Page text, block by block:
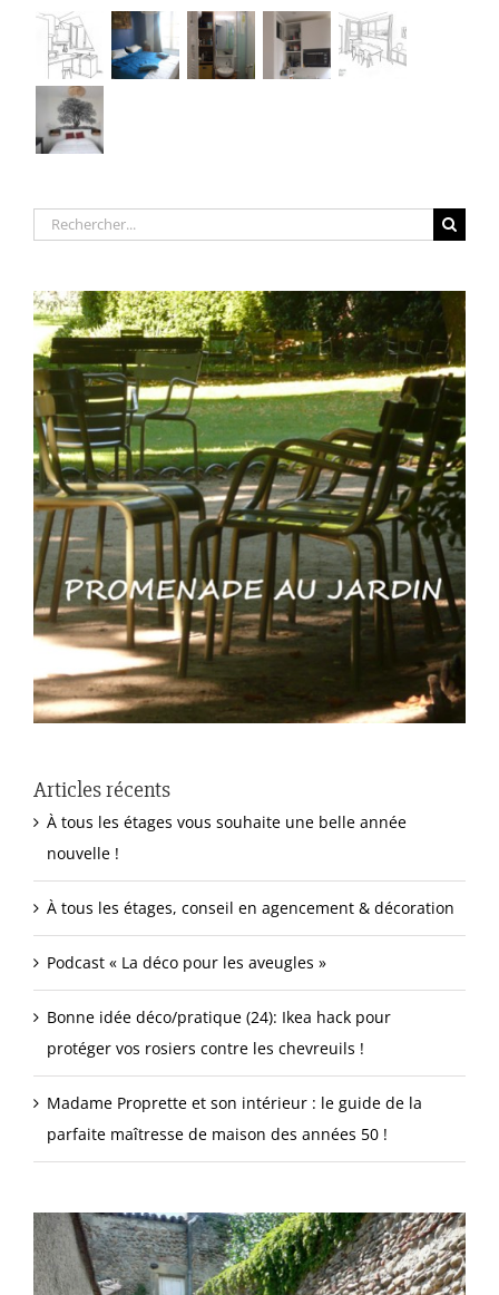
Rechercher:
Articles récents
À tous les étages vous souhaite une belle année
nouvelle !
À tous les étages, conseil en agencement & décoration
Podcast « La déco pour les aveugles »
Bonne idée déco/pratique (24): Ikea hack pour
protéger vos rosiers contre les chevreuils !
Madame Proprette et son intérieur : le guide de la
parfaite maîtresse de maison des années 50 !